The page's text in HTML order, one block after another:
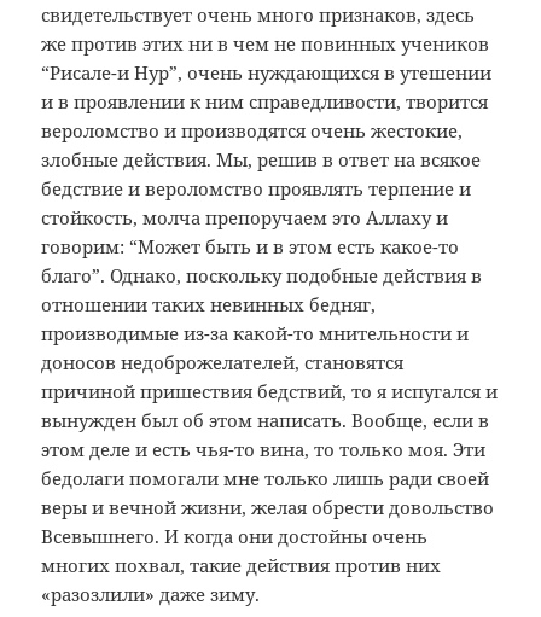
свидетельствует очень много признаков, здесь
же против этих ни в чем не повинных учеников
“Рисале-и Нур”, очень нуждающихся в утешении
и в проявлении к ним справедливости, творится
вероломство и производятся очень жестокие,
злобные действия. Мы, решив в ответ на всякое
бедствие и вероломство проявлять терпение и
стойкость, молча препоручаем это Аллаху и
говорим: “Может быть и в этом есть какое-то
благо”. Однако, поскольку подобные действия в
отношении таких невинных бедняг,
производимые из-за какой-то мнительности и
доносов недоброжелателей, становятся
причиной пришествия бедствий, то я испугался и
вынужден был об этом написать. Вообще, если в
этом деле и есть чья-то вина, то только моя. Эти
бедолаги помогали мне только лишь ради своей
веры и вечной жизни, желая обрести довольство
Всевышнего. И когда они достойны очень
многих похвал, такие действия против них
«разозлили» даже зиму.